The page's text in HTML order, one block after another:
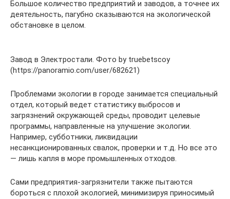
Большое количество предприятий и заводов, а точнее их
деятельность, пагубно сказываются на экологической
обстановке в целом.
Завод в Электростали. Фото by truebetscoy
(https://panoramio.com/user/682621)
Проблемами экологии в городе занимается специальный
отдел, который ведет статистику выбросов и
загрязнений окружающей среды, проводит целевые
программы, направленные на улучшение экологии.
Например, субботники, ликвидации
несанкционированных свалок, проверки и т.д. Но все это
— лишь капля в море промышленных отходов.
Сами предприятия-загрязнители также пытаются
бороться с плохой экологией, минимизируя приносимый